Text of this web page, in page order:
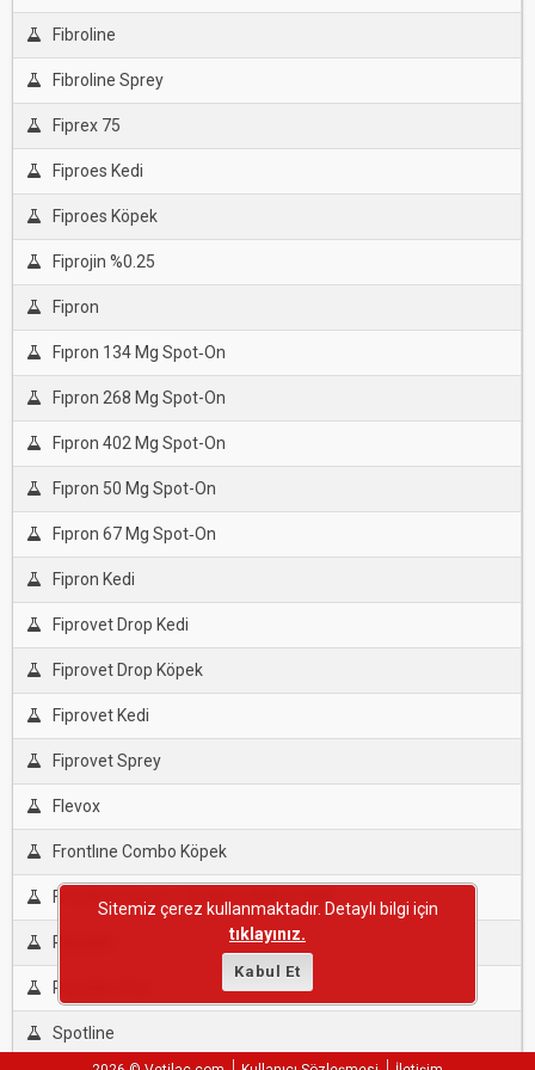
Fibroline
Fibroline Sprey
Fiprex 75
Fiproes Kedi
Fiproes Köpek
Fiprojin %0.25
Fipron
Fıpron 134 Mg Spot‐On
Fıpron 268 Mg Spot-On
Fıpron 402 Mg Spot-On
Fıpron 50 Mg Spot-On
Fıpron 67 Mg Spot‐On
Fipron Kedi
Fiprovet Drop Kedi
Fiprovet Drop Köpek
Fiprovet Kedi
Fiprovet Sprey
Flevox
Frontlıne Combo Köpek
Frontlıne Köpek 1.34 Ml,2,68Ml,4,02Ml
Repeller
Repeller Plus
Spotline
Sitemiz çerez kullanmaktadır. Detaylı bilgi için
tıklayınız.
Kabul Et